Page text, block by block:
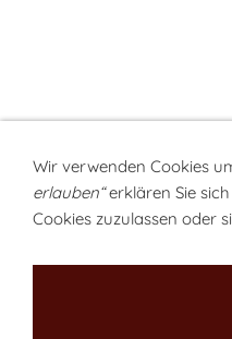
Wir verwenden Cookies
erlauben“erklären Sie
Cookies zuzulassen oder